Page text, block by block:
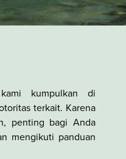
kumpulkan di
terkait. Karena
penting bagi Anda
mengikuti panduan